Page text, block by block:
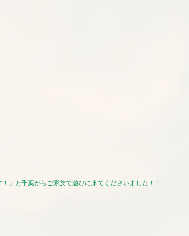
！」と千葉からご家族で遊びに来てくださいました！！